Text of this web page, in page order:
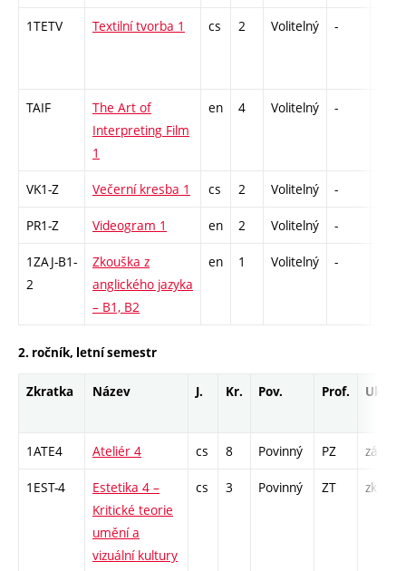
1TETV Textilní tvorba 1 cs 2 Volitelný -
TAIF
The Art of
Interpreting Film
1
en 4 Volitelný -
VK1-Z Večerní kresba 1 cs 2 Volitelný -
PR1-Z Videogram 1 en 2 Volitelný -
1ZAJ-B1-
2
Zkouška z
anglického jazyka
– B1, B2
en 1 Volitelný -
2. ročník, letní semestr
Zkratka Název J. Kr. Pov. Prof. Uk.
1ATE4 Ateliér 4 cs 8 Povinný PZ zá
1EST-4
Estetika 4 –
Kritické teorie
umění a
vizuální kultury
cs 3 Povinný ZT zk